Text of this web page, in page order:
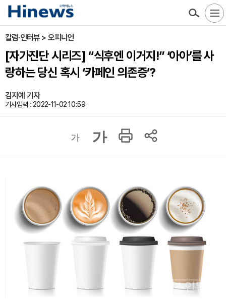
칼럼·인터뷰 > 오피니언
[자가진단 시리즈] “식후엔 이거지!” ‘아아’를 사
랑하는 당신 혹시 ‘카페인 의존증’?
김지예 기자
기사입력 : 2022-11-02 10:59
가 가